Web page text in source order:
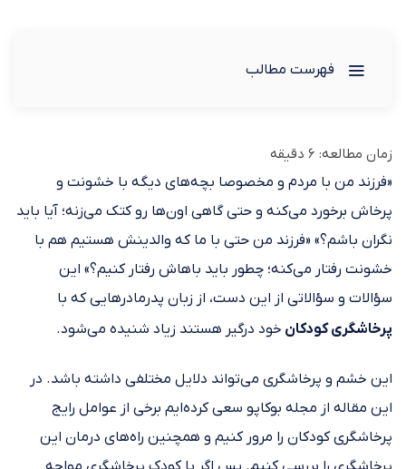
فهرست مطالب
زمان مطالعه: 6 دقیقه
«فرزند من با مردم و مخصوصا بچه‌های دیگه با خشونت و
پرخاش برخورد می‌کنه و حتی گاهی اون‌ها رو کتک می‌زنه؛ آیا باید
نگران باشم؟» «فرزند من حتی با ما که والدینش هستیم هم با
خشونت رفتار می‌کنه؛ چطور باید باهاش رفتار کنیم؟» این‌
سؤالات و سؤالاتی از این دست، از زبان پدرمادرهایی که با
پرخاشگری کودکان خود درگیر هستند زیاد شنیده می‌شود.
این خشم و پرخاشگری می‌تواند دلایل مختلفی داشته باشد. در
این مقاله از مجله بوکاپو سعی کرده‌ایم برخی از عوامل رایج
پرخاشگری کودکان را مرور کنیم و همچنین راه‌های درمان این